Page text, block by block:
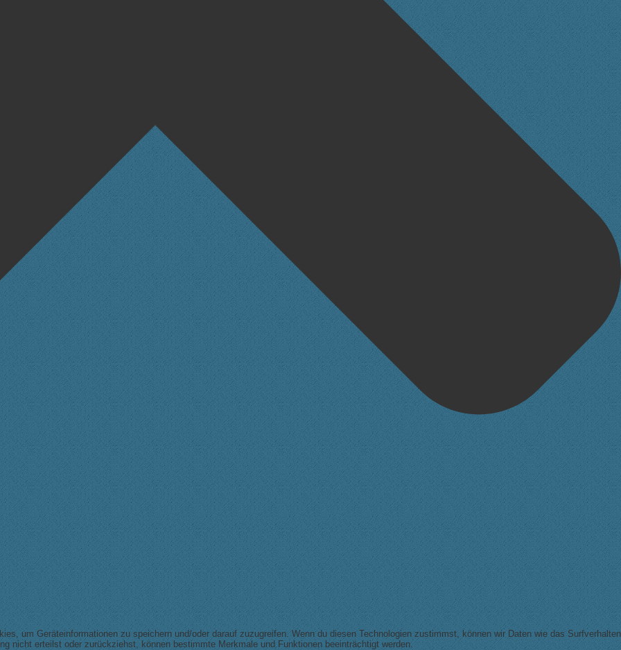
um Geräteinformationen zu speichern und/oder darauf zuzugreifen. Wenn du diesen Technologien zustimmst, können wir Daten wie das Surfverhalten
nicht erteilst oder zurückziehst, können bestimmte Merkmale und Funktionen beeinträchtigt werden.
wp-content/plugins/tinymce-advanced/mce/print/plugin.min.js